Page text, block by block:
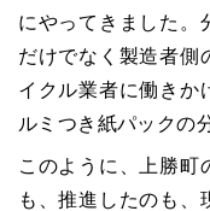
にやってきました。
だけでなく製造者側
イクル業者に働きか
ルミつき紙パックの
このように、上勝町
も、推進したのも、